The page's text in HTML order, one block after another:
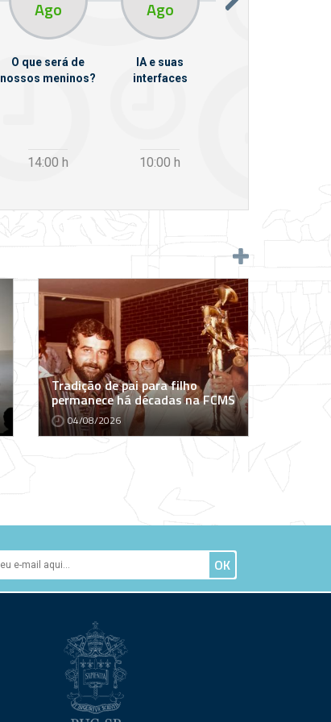
Ago
O que será de
nossos meninos?
14:00 h
Ago
IA e suas
interfaces
10:00 h
Tradição de pai para filho
permanece há décadas na FCMS
04/08/2026